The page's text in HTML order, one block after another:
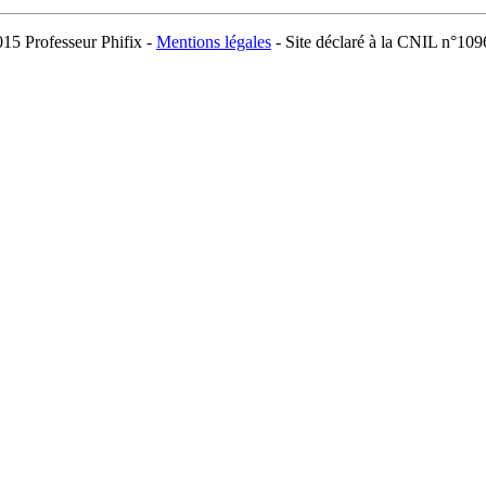
Professeur Phifix - Mentions légales - Site déclaré à la CNIL